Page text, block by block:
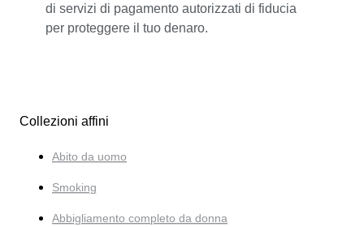
di servizi di pagamento autorizzati di fiducia
per proteggere il tuo denaro.
Collezioni affini
Abito da uomo
Smoking
Abbigliamento completo da donna